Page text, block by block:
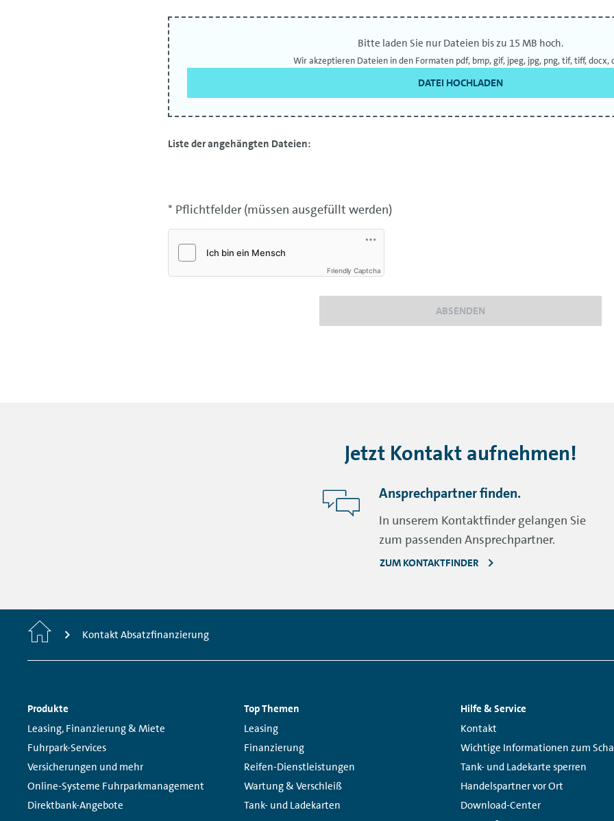
Bitte laden Sie nur Dateien bis zu 15 MB hoch.
Wir akzeptieren Dateien in den Formaten pdf, bmp, gif, jpeg, jpg, png, tif, tiff, docx,
DATEI HOCHLADEN
Liste der angehängten Dateien:
* Pflichtfelder (müssen ausgefüllt werden)
Friendly Captcha
ABSENDEN
Jetzt Kontakt aufnehmen!
Ansprechpartner finden.
In unserem Kontaktfinder gelangen Sie
zum passenden Ansprechpartner.
ZUM KONTAKTFINDER
StartseiteKontakt Absatzfinanzierung
Fußzeilen
Navigation
Produkte
Links:
Leasing, Finanzierung & Miete
Fuhrpark-Services
Versicherungen und mehr
Online-Systeme Fuhrparkmanagement
Direktbank-Angebote
Top Themen
Links:
Leasing
Finanzierung
Reifen-Dienstleistungen
Wartung & Verschleiß
Tank- und Ladekarten
Hilfe & Service
Links:
Kontakt
Wichtige Informationen zum
Tank- und Ladekarte sperren
Handelspartner vor Ort
Download-Center